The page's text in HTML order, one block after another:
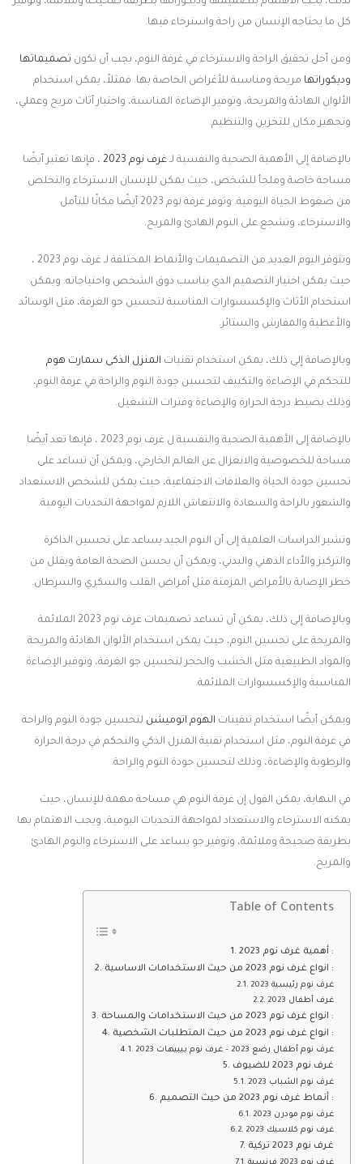
كل ما يحتاجه الإنسان من راحة واسترخاء فيها.
ومن أجل تحقيق الراحة والاسترخاء في غرفة النوم، يجب أن تكون تصميماتها
وديكوراتها مريحة ومناسبة للأغراض الخاصة بها. فمثلاً، يمكن استخدام
الألوان الهادئة والمريحة، وتوفير الإضاءة المناسبة، واختيار أثاث مريح وعملي،
وتجهيز مكان للتخزين والتنظيم.
بالإضافة إلى الأهمية الصحية والنفسية لـ غرف نوم 2023
، فإنها تعتبر أيضًا
مساحة خاصة وملجأ للشخص، حيث يمكن للإنسان الاسترخاء والتخلص
من ضغوط الحياة اليومية. وتوفر غرفة نوم 2023 أيضًا مكانًا للتأمل
والاسترخاء، وتشجع على النوم الهادئ والمريح.
وتتوفر اليوم العديد من التصميمات والأنماط المختلفة لـ غرف نوم 2023 ،
حيث يمكن اختيار التصميم الذي يناسب ذوق الشخص واحتياجاته. ويمكن
استخدام الأثاث والإكسسوارات المناسبة لتحسين جو الغرفة، مثل الوسائد
والأغطية والمفارش والستائر.
وبالإضافة إلى ذلك، يمكن استخدام تقنيات المنزل الذكى سمارت هوم
للتحكم في الإضاءة والتكييف لتحسين جودة النوم والراحة في غرفة النوم،
وذلك بضبط درجة الحرارة والإضاءة وفترات التشغيل.
بالإضافة إلى الأهمية الصحية والنفسية ل غرف نوم 2023 ، فإنها تعد أيضًا
مساحة للخصوصية والانعزال عن العالم الخارجي، ويمكن أن تساعد على
تحسين جودة الحياة والعلاقات الاجتماعية، حيث يمكن للشخص الاستعداد
والشعور بالراحة والسعادة والانتعاش اللازم لمواجهة التحديات اليومية.
وتشير الدراسات العلمية إلى أن النوم الجيد يساعد على تحسين الذاكرة
والتركيز والأداء الذهني والبدني، ويمكن أن يحسن الصحة العامة ويقلل من
خطر الإصابة بالأمراض المزمنة مثل أمراض القلب والسكري والسرطان.
وبالإضافة إلى ذلك، يمكن أن تساعد تصميمات غرف نوم 2023 الملائمة
والمريحة على تحسين النوم، حيث يمكن استخدام الألوان الهادئة والمريحة
والمواد الطبيعية مثل الخشب والحجر لتحسين جو الغرفة، وتوفير الإضاءة
المناسبة والإكسسوارات الملائمة.
ويمكن أيضًا استخدام تنقينات الهوم اتوميشن لتحسين جودة النوم والراحة
في غرفة النوم، مثل استخدام تقنية المنزل الذكي والتحكم في درجة الحرارة
والرطوبة والإضاءة، وذلك لتحسين جودة النوم والراحة.
في النهاية، يمكن القول إن غرفة النوم هي مساحة مهمة للإنسان، حيث
يمكنه الاسترخاء والاستعداد لمواجهة التحديات اليومية، ويجب الاهتمام بها
بطريقة صحيحة وملائمة، وتوفير جو يساعد على الاسترخاء والنوم الهادئ
والمريح.
Table of Contents
أهمية غرف نوم 2023 :
انواع غرف نوم 2023 من حيث الاستخدامات الاساسية :
غرف نوم رئيسية 2023
غرف أطفال 2023
انواع غرف نوم 2023 من حيث الاستخدامات والمساحة :
انواع غرف نوم 2023 من حيث المتطلبات الشخصية :
غرف نوم أطفال رضع 2023 – غرف نوم بيبيهات 2023
غرف نوم 2023 للضيوف
غرف نوم الشباب 2023
أنماط غرف نوم 2023 من حيث التصميم :
غرف نوم مودرن 2023
غرف نوم كلاسيك 2023
غرف نوم 2023 تركية